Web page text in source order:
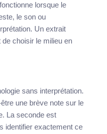
lorsque le
le son ou
Un extrait
de choisir le milieu en
sans interprétation.
une brève note sur le
La seconde est
identifier exactement ce